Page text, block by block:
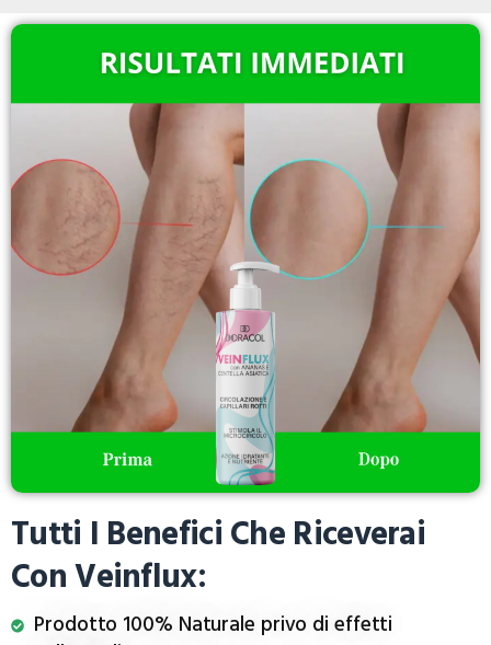
Tutti I Benefici Che Riceverai
Con Veinflux:
Prodotto 100% Naturale privo di effetti